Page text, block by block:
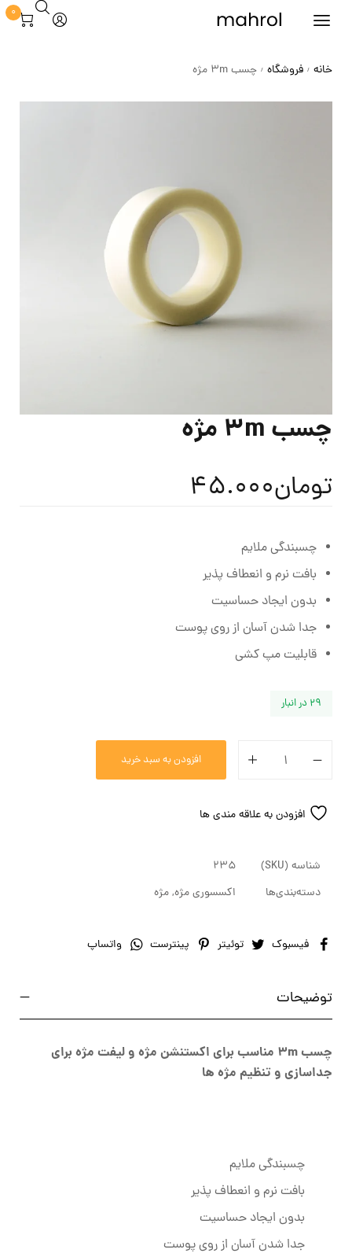
0
خانه / فروشگاه / چسب 3m مژه
چسب 3m مژه
تومان45.000
چسبندگی ملایم
بافت نرم و انعطاف پذیر
بدون ایجاد حساسیت
جدا شدن آسان از روی پوست
قابلیت مپ کشی
29 در انبار
افزودن به سبد خرید
افزودن به علاقه مندی ها
شناسه (SKU)
235
دسته‌بندی‌ها
اکسسوری مژه,مژه
فیسبوک توئیتر پینترست واتساپ
توضیحات
چسب 3m مناسب برای اکستنشن مژه و لیفت مژه برای
جداسازی و تنظیم مژه ها
چسبندگی ملایم
بافت نرم و انعطاف پذیر
بدون ایجاد حساسیت
جدا شدن آسان از روی پوست